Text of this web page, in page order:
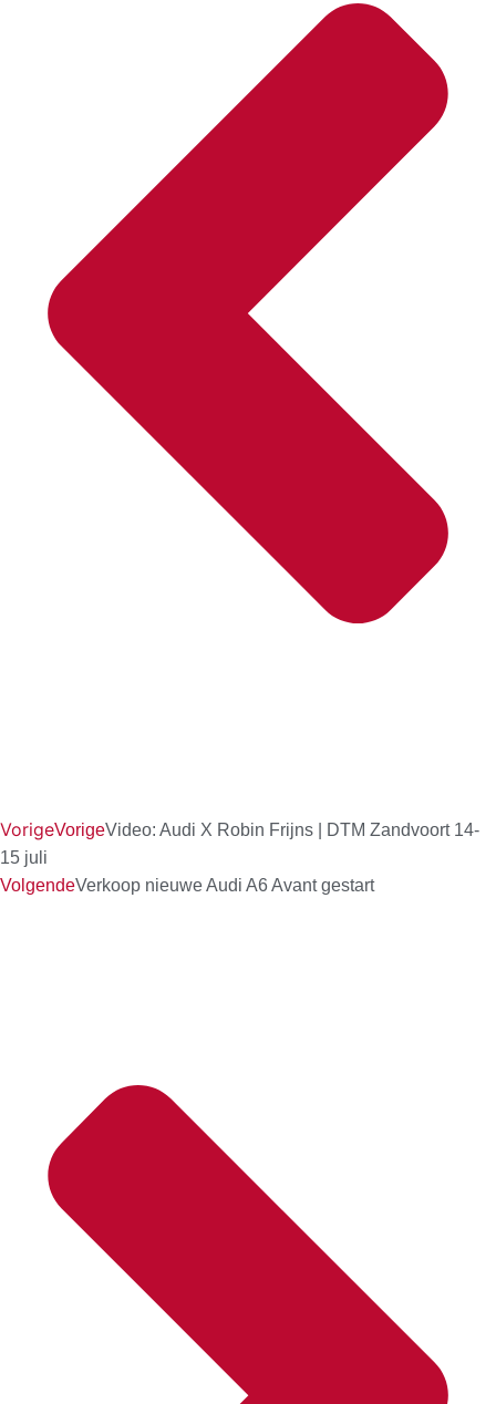
VorigeVorigeVideo: Audi X Robin Frijns | DTM Zandvoort 14-
15 juli
VolgendeVerkoop nieuwe Audi A6 Avant gestart